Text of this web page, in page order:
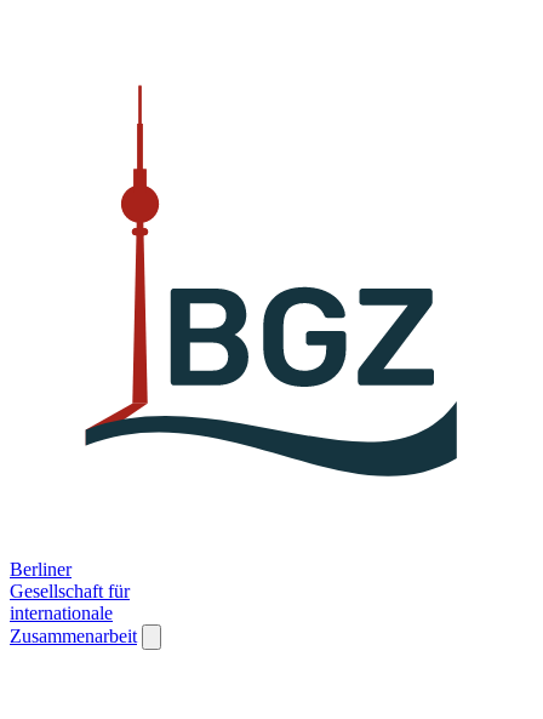
Berliner
Gesellschaft für
internationale
Zusammenarbeit